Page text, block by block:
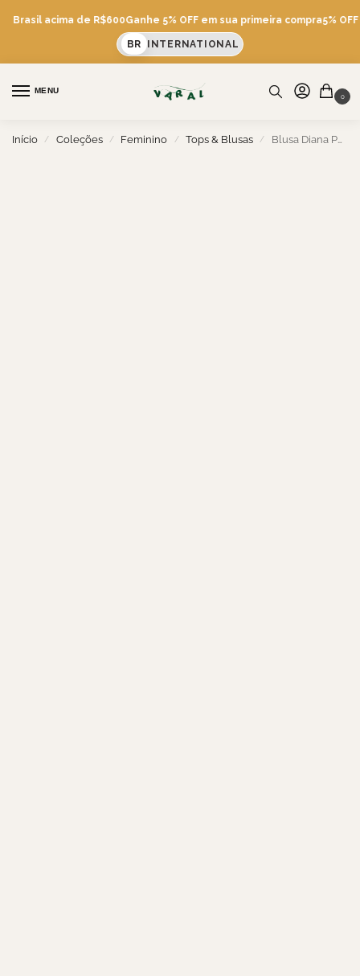
Brasil acima de R$600Ganhe 5% OFF em sua primeira compra5% OFF
BR INTERNATIONAL
MENU
0
Início / Coleções / Feminino / Tops & Blusas / Blusa Diana Porto